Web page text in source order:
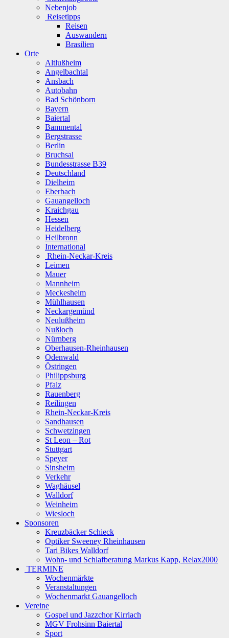
Nebenjob
Reisetipps
Reisen
Auswandern
Brasilien
Orte
Altlußheim
Angelbachtal
Ansbach
Autobahn
Bad Schönborn
Bayern
Baiertal
Bammental
Bergstrasse
Berlin
Bruchsal
Bundesstrasse B39
Deutschland
Dielheim
Eberbach
Gauangelloch
Kraichgau
Hessen
Heidelberg
Heilbronn
International
Rhein-Neckar-Kreis
Leimen
Mauer
Mannheim
Meckesheim
Mühlhausen
Neckargemünd
Neulußheim
Nußloch
Nürnberg
Oberhausen-Rheinhausen
Odenwald
Östringen
Philippsburg
Pfalz
Rauenberg
Reilingen
Rhein-Neckar-Kreis
Sandhausen
Schwetzingen
St Leon – Rot
Stuttgart
Speyer
Sinsheim
Verkehr
Waghäusel
Walldorf
Weinheim
Wiesloch
Sponsoren
Kreuzbäcker Schieck
Optiker Sweeney Rheinhausen
Tari Bikes Walldorf
Wohn- und Schlafberatung Markus Kapp, Relax2000
TERMINE
Wochenmärkte
Veranstaltungen
Wochenmarkt Gauangelloch
Vereine
Gospel und Jazzchor Kirrlach
MGV Frohsinn Baiertal
Sport